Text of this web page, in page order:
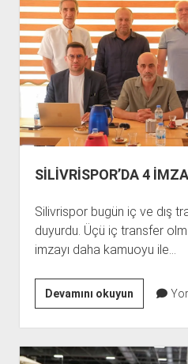
YIL
HAPİS
ALDI
SİLİVRİSPOR’DA 4
Silivrispor bugün iç ve dış
duyurdu. Üçü iç transfer
imzayı daha kamuoyu ile…
Devamını okuyun
4
İMZA
DAHA